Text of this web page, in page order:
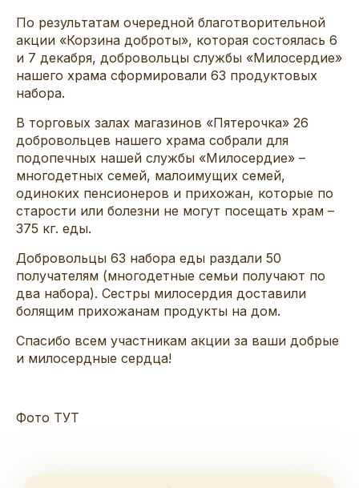
По результатам очередной благотворительной
акции «Корзина доброты», которая состоялась 6
и 7 декабря, добровольцы службы «Милосердие»
нашего храма сформировали 63 продуктовых
набора.
В торговых залах магазинов «Пятерочка» 26
добровольцев нашего храма собрали для
подопечных нашей службы «Милосердие» –
многодетных семей, малоимущих семей,
одиноких пенсионеров и прихожан, которые по
старости или болезни не могут посещать храм –
375 кг. еды.
Добровольцы 63 набора еды раздали 50
получателям (многодетные семьи получают по
два набора). Сестры милосердия доставили
болящим прихожанам продукты на дом.
Спасибо всем участникам акции за ваши добрые
и милосердные сердца!
Фото ТУТ